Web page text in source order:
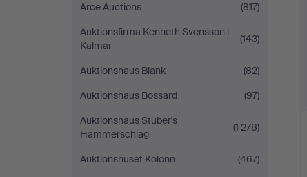
Arce Auctions
(817)
Auktionsfirma Kenneth Svensson i
Kalmar
(143)
Auktionshaus Blank
(82)
Auktionshaus Bossard
(97)
Auktionshaus Stuber's
Hammerschlag
(1 278)
Auktionshuset Kolonn
(467)